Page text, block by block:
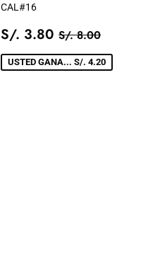
CAL#16
PRECIO
DE
VENTA
S/. 3.80 S/.
3.80
PRECIO
S/. 8.00
USTED GANA... S/. 4.20